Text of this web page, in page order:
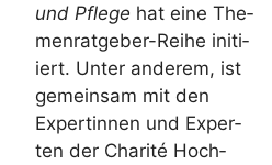
und Pfle­ge hat eine The­
men­rat­ge­ber-Rei­he initi­
iert. Unter ande­rem, ist
gemein­sam mit den
Exper­tin­nen und Exper­
ten der Cha­ri­té Hoch­